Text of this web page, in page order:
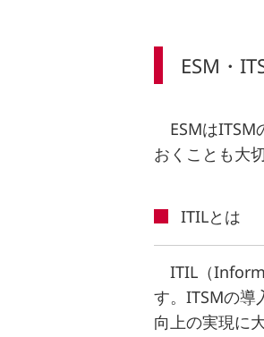
ESM・
ESMは
おくことも大
ITILとは
ITIL（
す。ITSMの導
向上の実現に